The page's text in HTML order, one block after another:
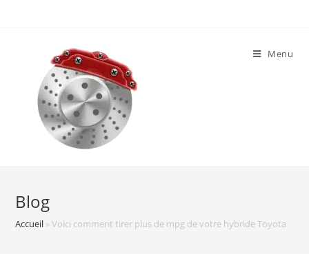
Menu
Blog
Accueil »Voici comment tirer plus de mpg de votre hybride Toyota